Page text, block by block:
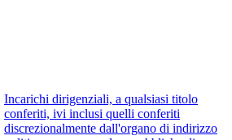
Incarichi dirigenziali, a qualsiasi titolo
conferiti, ivi inclusi quelli conferiti
discrezionalmente dall'organo di indirizzo